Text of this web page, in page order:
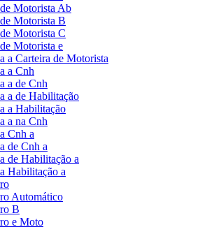
Motorista Ab
Motorista B
Motorista C
Motorista e
a Carteira de Motorista
a Cnh
a de Cnh
a de Habilitação
a Habilitação
a na Cnh
Cnh a
de Cnh a
de Habilitação a
Habilitação a
Automático
B
e Moto